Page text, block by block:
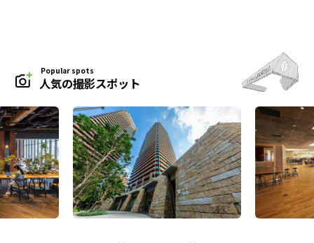
Popular spots
人気の撮影スポット